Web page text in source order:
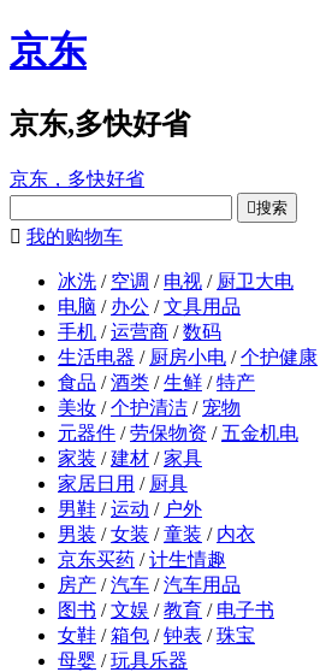
京东
京东,多快好省
京东，多快好省
搜索
 我的购物车
冰洗 / 空调 / 电视 / 厨卫大电
电脑 / 办公 / 文具用品
手机 / 运营商 / 数码
生活电器 / 厨房小电 / 个护健康
食品 / 酒类 / 生鲜 / 特产
美妆 / 个护清洁 / 宠物
元器件 / 劳保物资 / 五金机电
家装 / 建材 / 家具
家居日用 / 厨具
男鞋 / 运动 / 户外
男装 / 女装 / 童装 / 内衣
京东买药 / 计生情趣
房产 / 汽车 / 汽车用品
图书 / 文娱 / 教育 / 电子书
女鞋 / 箱包 / 钟表 / 珠宝
母婴 / 玩具乐器